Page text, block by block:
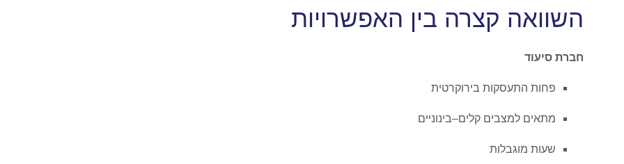
השוואה קצרה בין האפשרויות
חברת סיעוד
פחות התעסקות בירוקרטית
מתאים למצבים קלים–בינוניים
שעות מוגבלות